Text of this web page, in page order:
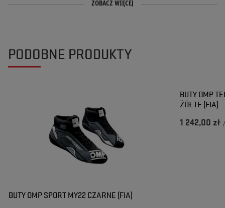
Opinia potwierdzona zakupem
2024-03-10
Ewa
ZOBACZ WIĘCEJ
PODOBNE PRODUKTY
BUTY OMP SPORT MY22 CZARNE (FIA)
BUTY OMP
ŻÓŁTE (FIA)
1 242,00 zł /